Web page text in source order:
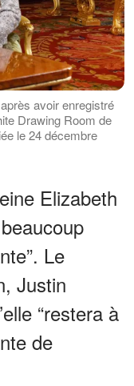
avoir enregistré
Drawing Room de
le 24 décembre
Elizabeth
Le
Justin
“restera à
de